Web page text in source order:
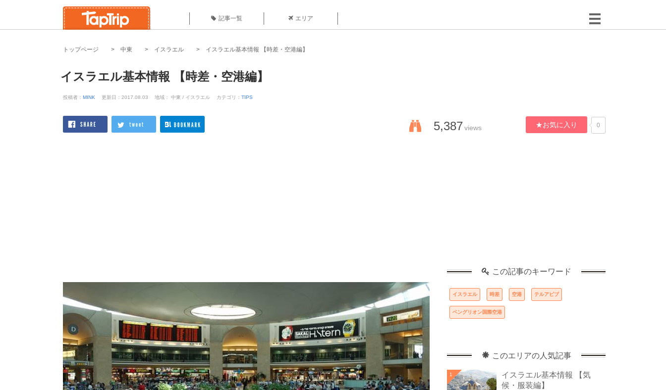
記事一覧 エリア
トップページ 中東 イスラエル イスラエル基本情報 【時差・空港編】
イスラエル基本情報 【時差・空港編】
投稿者： MINK 更新日：2017.08.03 地域： 中東 / イスラエル カテゴリ： TIPS
5,387views ★お気に入り 0
この記事のキーワード
イスラエル 時差 空港 テルアビブ
ベングリオン国際空港
このエリアの人気記事
1
イスラエル基本情報 【気
候・服装編】